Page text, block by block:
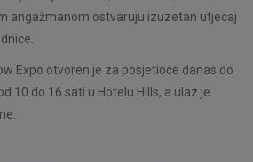
angažmanom ostvaruju izuzetan utjecaj
Expo otvoren je za posjetioce danas do
10 do 16 sati u Hotelu Hills, a ulaz je